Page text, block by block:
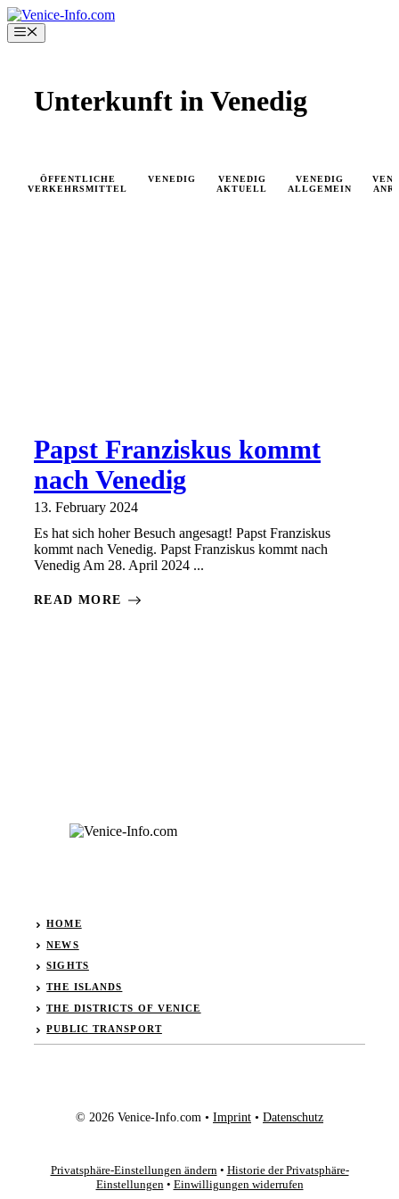
Skip
to
content
Menu
Unterkunft in Venedig
ÖFFENTLICHE
VERKEHRSMITTEL
VENEDIG
VENEDIG
AKTUELL
VENEDIG
ALLGEMEIN
Papst Franziskus kommt
nach Venedig
13. February 2024
Es hat sich hoher Besuch angesagt! Papst Franziskus
kommt nach Venedig. Papst Franziskus kommt nach
Venedig Am 28. April 2024 ...
READ MORE
HOME
NEWS
SIGHTS
THE ISLANDS
THE DISTRICTS OF VENICE
PUBLIC TRANSPORT
© 2026 Venice-Info.com • Imprint • Datenschutz
Privatsphäre-Einstellungen ändern • Historie der Privatsphäre-
Einstellungen • Einwilligungen widerrufen